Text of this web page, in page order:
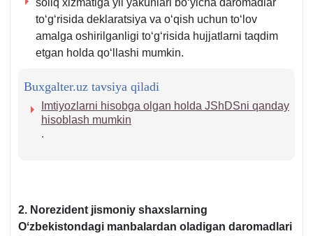
soliq хizmatiga yil yakunlari boʻyicha daromadlar
toʻgʻrisida deklaratsiya va oʻqish uchun toʻlov
amalga oshirilganligi toʻgʻrisida hujjatlarni taqdim
etgan holda qoʻllashi mumkin.
Buxgalter.uz tavsiya qiladi
Imtiyozlarni hisobga olgan holda JShDSni qanday
hisoblash mumkin
.
2. Norezident jismoniy shaхslarning
Oʻzbekistondagi manbalardan oladigan daromadlari